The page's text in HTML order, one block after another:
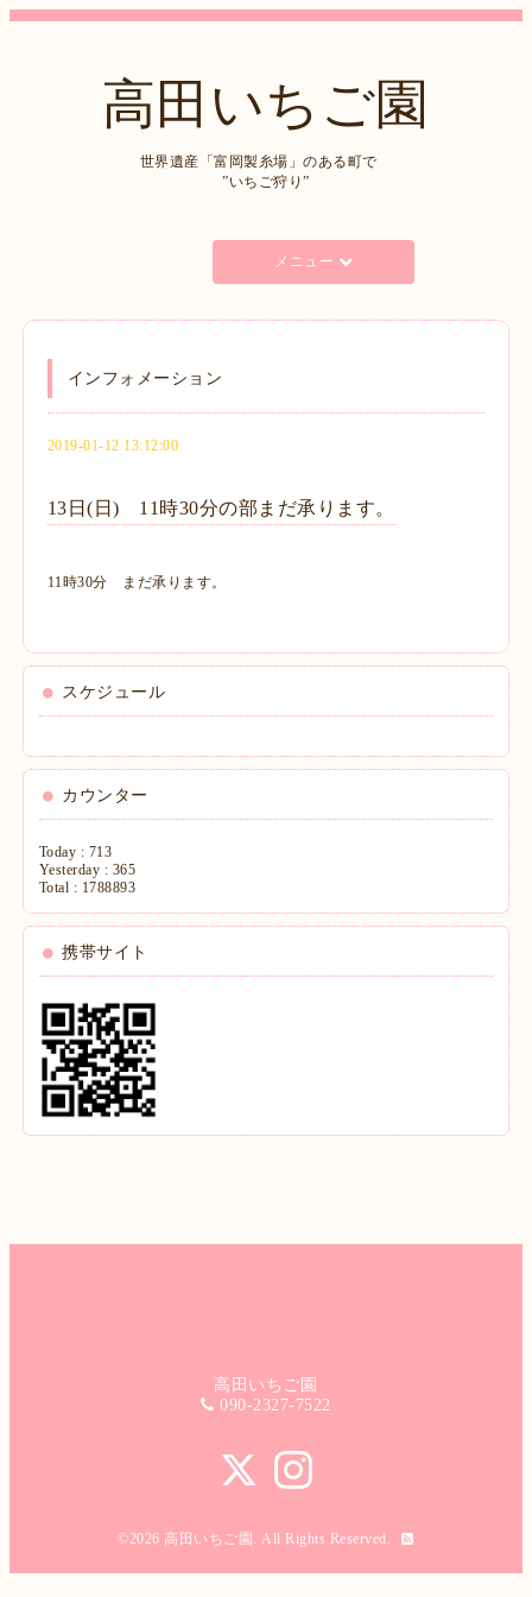
高田いちご園
世界遺産「富岡製糸場」のある町で
”いちご狩り”
メニュー
インフォメーション
2019-01-12 13:12:00
13日(日) 11時30分の部まだ承ります。
11時30分 まだ承ります。
スケジュール
カウンター
Today : 713
Yesterday : 365
Total : 1788893
携帯サイト
高田いちご園
090-2327-7522
©2026高田いちご園 . All Rights Reserved.